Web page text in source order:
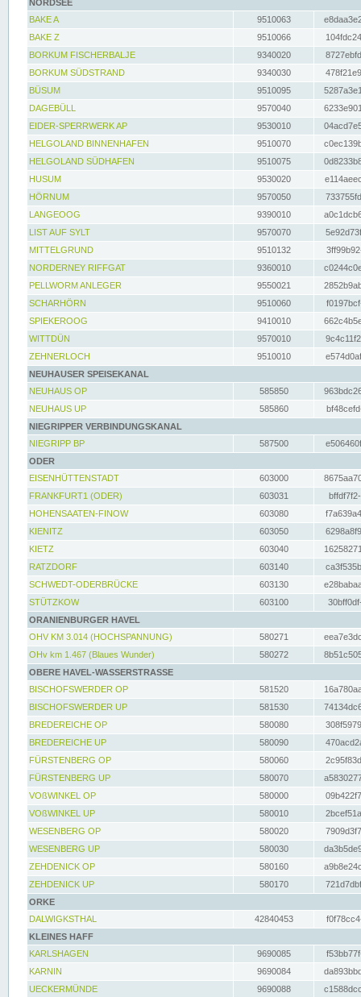
NORDSEE
BAKE A
9510063
BAKE Z
9510066
BORKUM FISCHERBALJE
9340020
BORKUM SÜDSTRAND
9340030
BÜSUM
9510095
DAGEBÜLL
9570040
EIDER-SPERRWERK AP
9530010
HELGOLAND BINNENHAFEN
9510070
HELGOLAND SÜDHAFEN
9510075
HUSUM
9530020
HÖRNUM
9570050
LANGEOOG
9390010
LIST AUF SYLT
9570070
MITTELGRUND
9510132
NORDERNEY RIFFGAT
9360010
PELLWORM ANLEGER
9550021
SCHARHÖRN
9510060
SPIEKEROOG
9410010
WITTDÜN
9570010
ZEHNERLOCH
9510010
NEUHAUSER SPEISEKANAL
NEUHAUS OP
585850
NEUHAUS UP
585860
NIEGRIPPER VERBINDUNGSKANAL
NIEGRIPP BP
587500
ODER
EISENHÜTTENSTADT
603000
FRANKFURT1 (ODER)
603031
HOHENSAATEN-FINOW
603080
KIENITZ
603050
KIETZ
603040
RATZDORF
603140
SCHWEDT-ODERBRÜCKE
603130
STÜTZKOW
603100
ORANIENBURGER HAVEL
OHV KM 3.014 (HOCHSPANNUNG)
580271
OHv km 1.467 (Blaues Wunder)
580272
OBERE HAVEL-WASSERSTRASSE
BISCHOFSWERDER OP
581520
BISCHOFSWERDER UP
581530
BREDEREICHE OP
580080
BREDEREICHE UP
580090
FÜRSTENBERG OP
580060
FÜRSTENBERG UP
580070
VOßWINKEL OP
580000
VOßWINKEL UP
580010
WESENBERG OP
580020
WESENBERG UP
580030
ZEHDENICK OP
580160
ZEHDENICK UP
580170
ORKE
DALWIGKSTHAL
42840453
KLEINES HAFF
KARLSHAGEN
9690085
KARNIN
9690084
UECKERMÜNDE
9690088